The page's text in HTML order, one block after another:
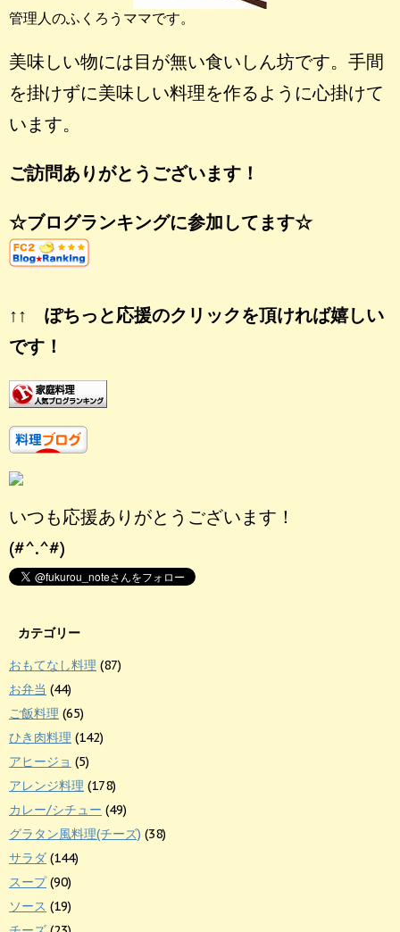
管理人のふくろうママです。
美味しい物には目が無い食いしん坊です。手間
を掛けずに美味しい料理を作るように心掛けて
います。
ご訪問ありがとうございます！
☆ブログランキングに参加してます☆
↑↑ ぽちっと応援のクリックを頂ければ嬉しい
です！
いつも応援ありがとうございます！
(#^.^#)
カテゴリー
おもてなし料理 (87)
お弁当 (44)
ご飯料理 (65)
ひき肉料理 (142)
アヒージョ (5)
アレンジ料理 (178)
カレー/シチュー (49)
グラタン風料理(チーズ) (38)
サラダ (144)
スープ(90)
ソース (19)